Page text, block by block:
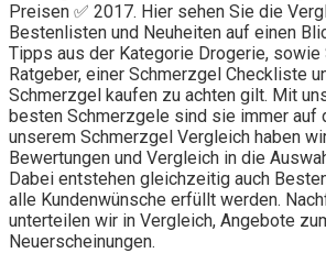
Preisen ✅ 2017. Hier sehen Sie die
Bestenlisten und Neuheiten auf einen
Tipps aus der Kategorie Drogerie,
Ratgeber, einer Schmerzgel Checkliste
Schmerzgel kaufen zu achten gilt. Mit
besten Schmerzgele sind sie immer auf
unserem Schmerzgel Vergleich haben
Bewertungen und Vergleich in die
Dabei entstehen gleichzeitig auch
alle Kundenwünsche erfüllt werden.
unterteilen wir in Vergleich, Angebote
Neuerscheinungen.